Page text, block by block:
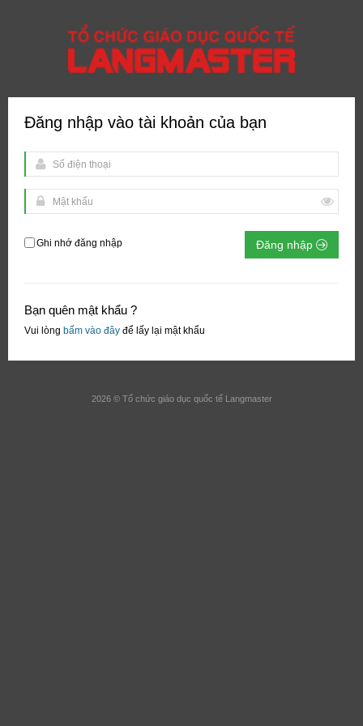
Đăng nhập vào tài khoản của bạn
Ghi nhớ đăng nhập Đăng nhập
Bạn quên mật khẩu ?
Vui lòng bấm vào đây để lấy lại mật khẩu
2026 © Tổ chức giáo dục quốc tế Langmaster